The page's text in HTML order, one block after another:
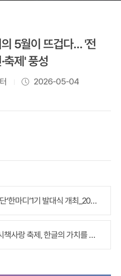
5월이 뜨겁다… '전
축제' 풍성
2026-05-04
‘한마디’1기 발대식 개최_2026
사랑 축제, 한글의 가치를 새